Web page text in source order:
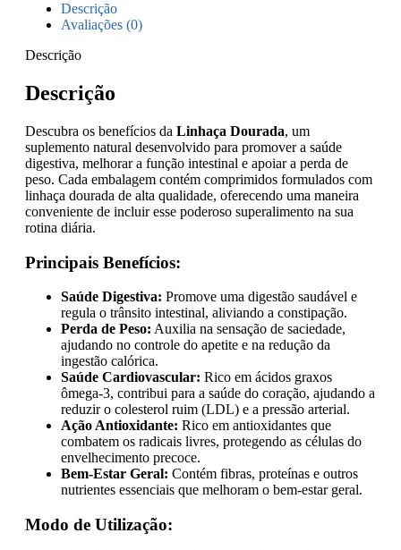
Descrição
Avaliações (0)
Descrição
Descrição
Descubra os benefícios da Linhaça Dourada, um
suplemento natural desenvolvido para promover a saúde
digestiva, melhorar a função intestinal e apoiar a perda de
peso. Cada embalagem contém comprimidos formulados com
linhaça dourada de alta qualidade, oferecendo uma maneira
conveniente de incluir esse poderoso superalimento na sua
rotina diária.
Principais Benefícios:
Saúde Digestiva: Promove uma digestão saudável e
regula o trânsito intestinal, aliviando a constipação.
Perda de Peso: Auxilia na sensação de saciedade,
ajudando no controle do apetite e na redução da
ingestão calórica.
Saúde Cardiovascular: Rico em ácidos graxos
ômega-3, contribui para a saúde do coração, ajudando a
reduzir o colesterol ruim (LDL) e a pressão arterial.
Ação Antioxidante: Rico em antioxidantes que
combatem os radicais livres, protegendo as células do
envelhecimento precoce.
Bem-Estar Geral: Contém fibras, proteínas e outros
nutrientes essenciais que melhoram o bem-estar geral.
Modo de Utilização: